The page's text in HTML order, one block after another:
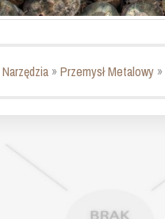
Narzędzia »Przemysł Metalowy »